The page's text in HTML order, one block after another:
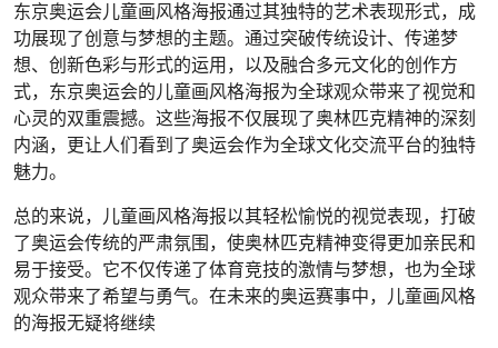
东京奥运会儿童画风格海报通过其独特的艺术表现形式，成
功展现了创意与梦想的主题。通过突破传统设计、传递梦
想、创新色彩与形式的运用，以及融合多元文化的创作方
式，东京奥运会的儿童画风格海报为全球观众带来了视觉和
心灵的双重震撼。这些海报不仅展现了奥林匹克精神的深刻
内涵，更让人们看到了奥运会作为全球文化交流平台的独特
魅力。
总的来说，儿童画风格海报以其轻松愉悦的视觉表现，打破
了奥运会传统的严肃氛围，使奥林匹克精神变得更加亲民和
易于接受。它不仅传递了体育竞技的激情与梦想，也为全球
观众带来了希望与勇气。在未来的奥运赛事中，儿童画风格
的海报无疑将继续